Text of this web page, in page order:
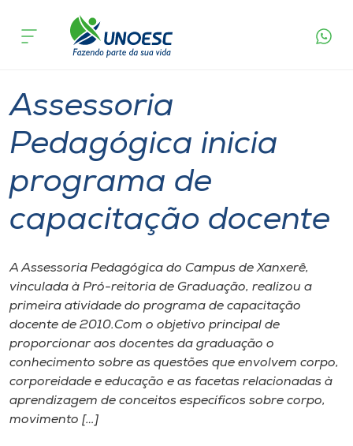
Cursos
Pesquisa
Atendimento ao Estudante
Portal de Ensino
A
Internacionalização
I.nova
acontece
Assessoria
Pedagógica inicia
programa de
capacitação docente
A Assessoria Pedagógica do Campus de Xanxerê,
vinculada à Pró-reitoria de Graduação, realizou a
primeira atividade do programa de capacitação
docente de 2010.Com o objetivo principal de
proporcionar aos docentes da graduação o
conhecimento sobre as questões que envolvem corpo,
corporeidade e educação e as facetas relacionadas à
aprendizagem de conceitos específicos sobre corpo,
movimento […]